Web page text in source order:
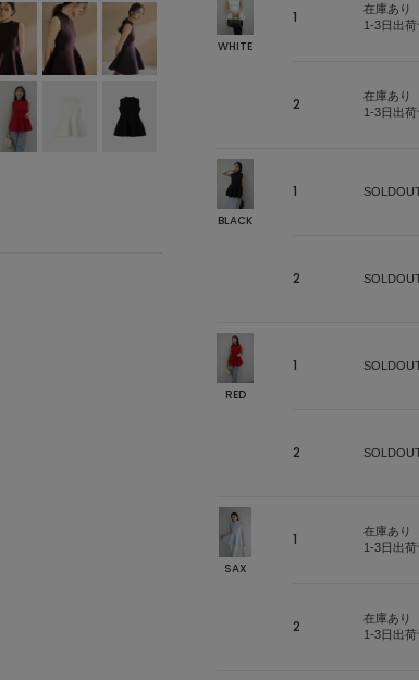
WHITE
1
在庫あり
1-3日出荷
2
在庫あり
1-3日出荷
BLACK
1
2
RED
1
2
SAX
1
在庫あり
1-3日出荷
2
在庫あり
1-3日出荷